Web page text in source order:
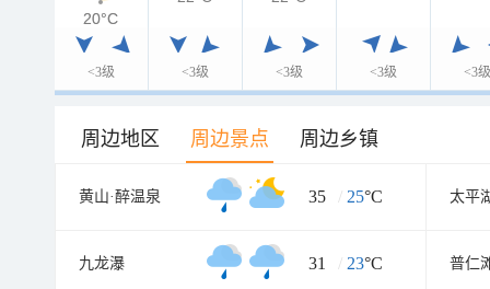
<3级 <3级 <3级 <3级 <3级
20°C
20°C
周边地区 周边景点 周边乡镇
黄山·醉温泉 35 / 25°C 太平
九龙瀑 31 / 23°C 普仁